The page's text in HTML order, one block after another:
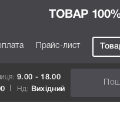
ТОВАР
Прайс-лист
9.00 - 18.00
Нд: Вихідний